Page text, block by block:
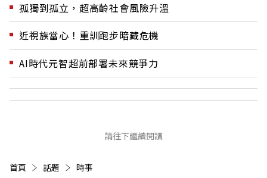
孤獨到孤立，超高齡社會風險升溫
近視族當心！重訓跑步暗藏危機
AI時代元智超前部署未來競爭力
請往下繼續閱讀
首頁 話題 時事